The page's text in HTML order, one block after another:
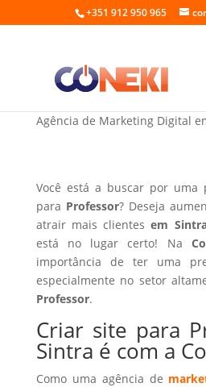
+351 912 950 965
Criar site para Professor
Agência de Marketing Digital
Você está a buscar por uma
para Professor? Deseja
atrair mais clientesem
está no lugar certo! Na
importância de ter uma
especialmente no setor
Professor.
Criar site para
Sintra é com a
Como uma agência de